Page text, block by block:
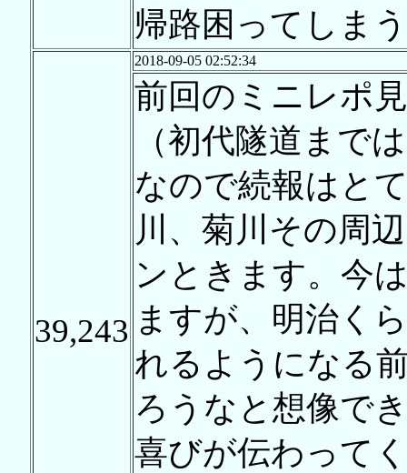
帰路困ってしま
39,243
2018-09-05 02:52:34
前回のミニレポ
（初代隧道まで
なので続報はと
川、菊川その周
ンときます。今
ますが、明治く
れるようになる
ろうなと想像で
喜びが伝わって